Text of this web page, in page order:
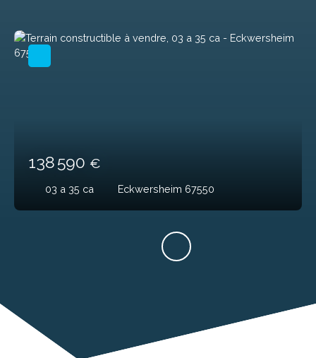
138 590 €
03 a 35 ca Eckwersheim 67550